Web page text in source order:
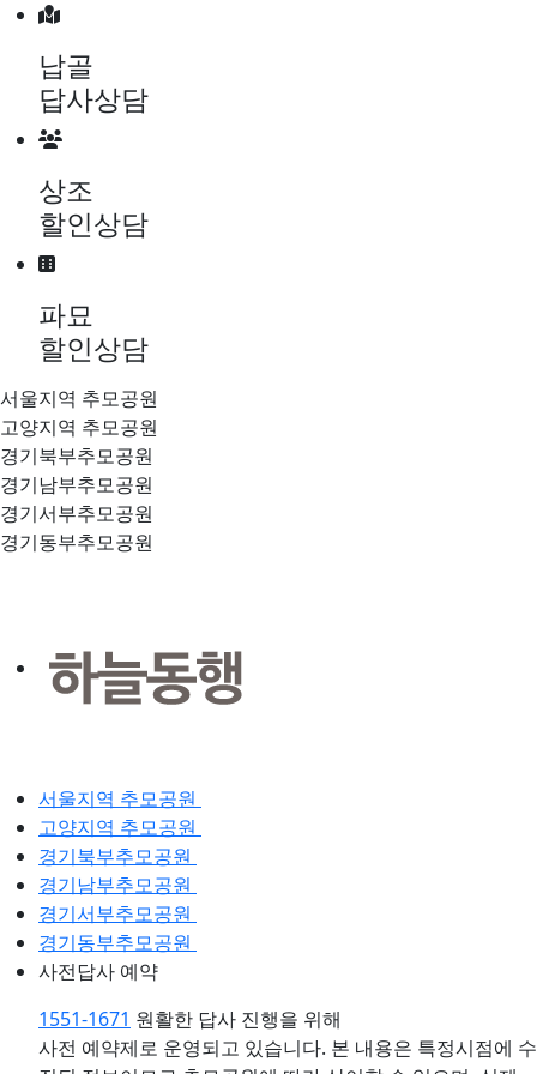
메뉴 건너뛰기
납골
답사상담
상조
할인상담
파묘
할인상담
서울지역 추모공원
고양지역 추모공원
경기북부추모공원
경기남부추모공원
경기서부추모공원
경기동부추모공원
서울지역 추모공원
고양지역 추모공원
경기북부추모공원
경기남부추모공원
경기서부추모공원
경기동부추모공원
사전답사 예약
1551-1671 원활한 답사 진행을 위해
사전 예약제로 운영되고 있습니다. 본 내용은 특정시점에 수